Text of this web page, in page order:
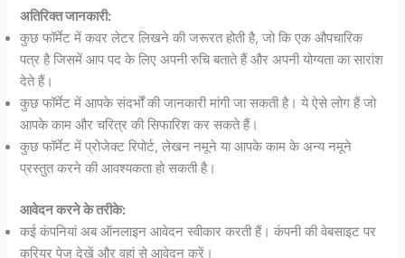
अतिरिक्त जानकारी:
कुछ फॉर्मेट में कवर लेटर लिखने की जरूरत होती है, जो कि एक औपचारिक
पत्र है जिसमें आप पद के लिए अपनी रुचि बताते हैं और अपनी योग्यता का सारांश
देते हैं।
कुछ फॉर्मेट में आपके संदर्भों की जानकारी मांगी जा सकती है। ये ऐसे लोग हैं जो
आपके काम और चरित्र की सिफारिश कर सकते हैं।
कुछ फॉर्मेट में प्रोजेक्ट रिपोर्ट, लेखन नमूने या आपके काम के अन्य नमूने
प्रस्तुत करने की आवश्यकता हो सकती है।
आवेदन करने के तरीके:
कई कंपनियां अब ऑनलाइन आवेदन स्वीकार करती हैं। कंपनी की वेबसाइट पर
करियर पेज देखें और वहां से आवेदन करें।